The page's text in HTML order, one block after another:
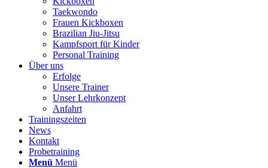
Taekwondo
Frauen Kickboxen
Brazilian Jiu-Jitsu
Kampfsport für Kinder
Personal Training
Über uns
Erfolge
Unsere Trainer
Unser Lehrkonzept
Anfahrt
Trainingszeiten
News
Kontakt
Probetraining
Menü Menü